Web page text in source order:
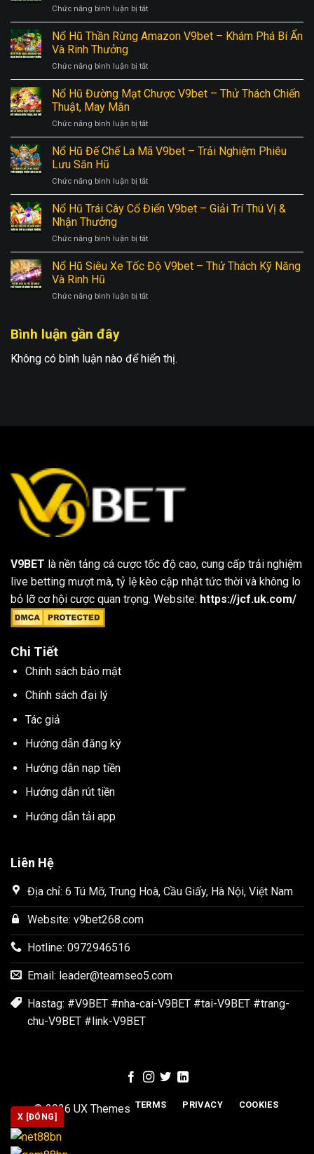
Rinh
Thưởng
Lớn
V9bet
–
Chiến
Ưu
Cơ
Hội
Chức năng bình luận bị tắtở
Nổ
Hũ
–
Trải
Nghiệm
Và
Săn
Kho
Nổ Hũ Thần Rừng Amazon V9bet – Khám Phá Bí Ẩn
Và Rinh Thưởng
Chức năng bình luận bị tắtở
Nổ
Hũ
Thần
Amazon
V9bet
–
Bí
Ẩn
Và
Nổ Hũ Đường Mạt Chược V9bet – Thử Thách Chiến
Thuật, May Mắn
Chức năng bình luận bị tắtở
Nổ
Hũ
Chược
V9bet
–
Chiến
Thuật,
May
Nổ Hũ Đế Chế La Mã V9bet – Trải Nghiệm Phiêu
Lưu Săn Hũ
Chức năng bình luận bị tắtở
Nổ
Hũ
La
Mã
V9bet
Nghiệm
Nổ Hũ Trái Cây Cổ Điển V9bet – Giải Trí Thú Vị &
Nhận Thưởng
Chức năng bình luận bị tắtở
Nổ
Hũ
Trái
Cổ
Trí
Nổ Hũ Siêu Xe Tốc Độ V9bet – Thử Thách Kỹ Năng
Và Rinh Hũ
Chức năng bình luận bị tắtở
Tốc
Kỹ
Bình luận gần đây
Không có bình luận nào để hiển thị.
V9BET là nền tảng cá cược tốc độ cao, cung cấp trải nghiệm
live betting mượt mà, tỷ lệ kèo cập nhật tức thời và không lo
bỏ lỡ cơ hội cược quan trọng. Website: https://jcf.uk.com/
Chi Tiết
Chính sách bảo mật
Chính sách đại lý
Tác giả
Hướng dẫn đăng ký
Hướng dẫn nạp tiền
Hướng dẫn rút tiền
Hướng dẫn tải app
Liên Hệ
Địa chỉ: 6 Tú Mỡ, Trung Hoà, Cầu Giấy, Hà Nội, Việt Nam
Website: v9bet268.com
Hotline: 0972946516
Email: leader@teamseo5.com
Hastag: #V9BET #nha-cai-V9BET #tai-V9BET #trang-
chu-V9BET #link-V9BET
© 2026 UX Themes TERMS PRIVACY COOKIES
X [ĐÓNG]